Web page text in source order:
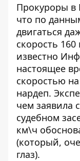
Прокуроры в
что по
двигаться
скорость
известно
настоящее
скоростью
нардеп.
чем заявила
судебном
км\ч
(который,
глаз).